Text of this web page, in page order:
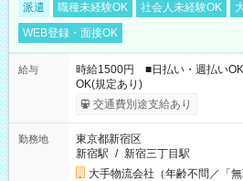
派遣 職種未経験OK 社会人未経験OK
WEB登録・面接OK
給与
時給1500円 ■日払い・週払い
OK(規定あり)
交通費別途支給あり
勤務地
東京都新宿区
新宿駅 / 新宿三丁目駅
大手物流会社（年齢不問／「